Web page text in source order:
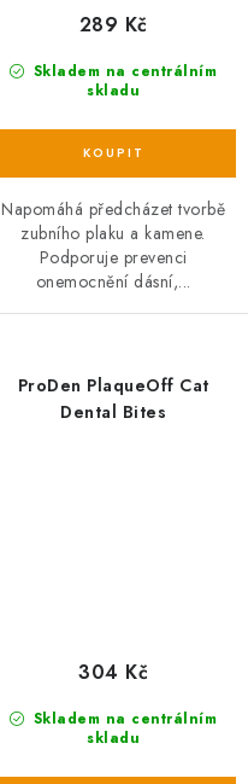
Skladem na centrálním
skladu
289 Kč
Napomáhá předcházet tvorbě
zubního plaku a kamene.
Podporuje prevenci
onemocnění dásní,...
ProDen PlaqueOff Cat
Dental Bites
Skladem na centrálním
skladu
304 Kč